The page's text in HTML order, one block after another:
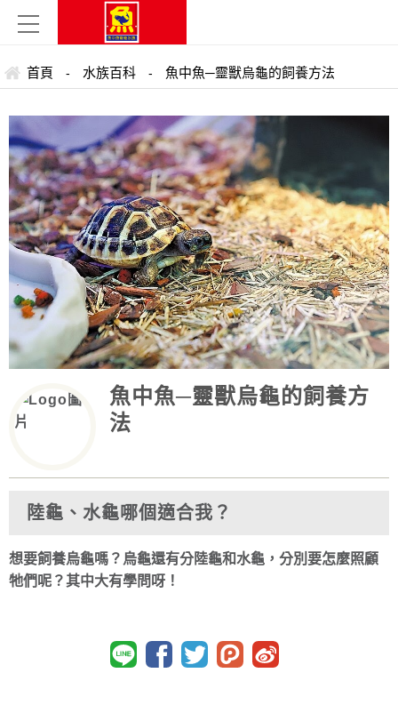
首頁 - 水族百科 - 魚中魚─靈獸烏龜的飼養方法
魚中魚─靈獸烏龜的飼養方
法
陸龜、水龜哪個適合我？
想要飼養烏龜嗎？烏龜還有分陸龜和水龜，分別要怎麼照顧
牠們呢？其中大有學問呀！